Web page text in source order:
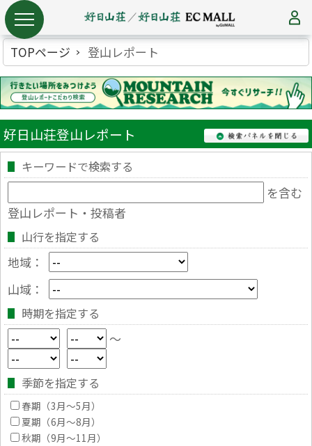
TOPページ 登山レポート
好日山荘登山レポート
キーワードで検索する
を含む
登山レポート・投稿者
山行を指定する
地域：
山域：
時期を指定する
～
季節を指定する
春期（3月～5月）
夏期（6月～8月）
秋期（9月～11月）